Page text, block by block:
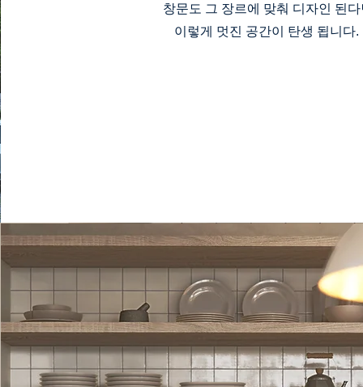
창문도 그 장르에 맞춰 디자인 된
이렇게 멋진 공간이 탄생 됩니